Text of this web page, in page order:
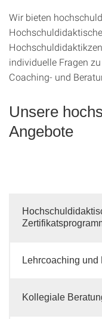
Wir bieten
individuelle Fragen
Coaching- und
Unsere
Angebote
Lehrcoaching und
Kollegiale